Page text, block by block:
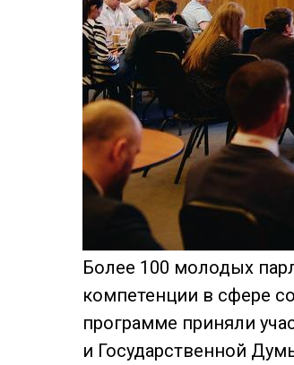
Более 100 молодых
компетенции в сфере
программе приняли
и Государственной